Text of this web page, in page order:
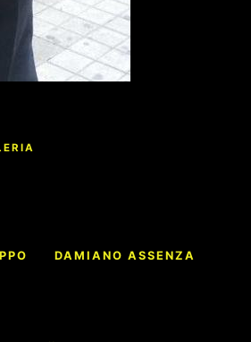
DAMIANO ASSENZA